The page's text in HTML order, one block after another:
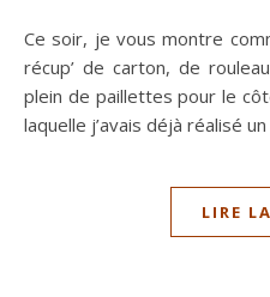
Ce soir, je vous montre comment fabriquer un poisson en
récup’ de carton, de
plein de paillettes pour le
laquelle j’avais déjà réalisé
LIRE